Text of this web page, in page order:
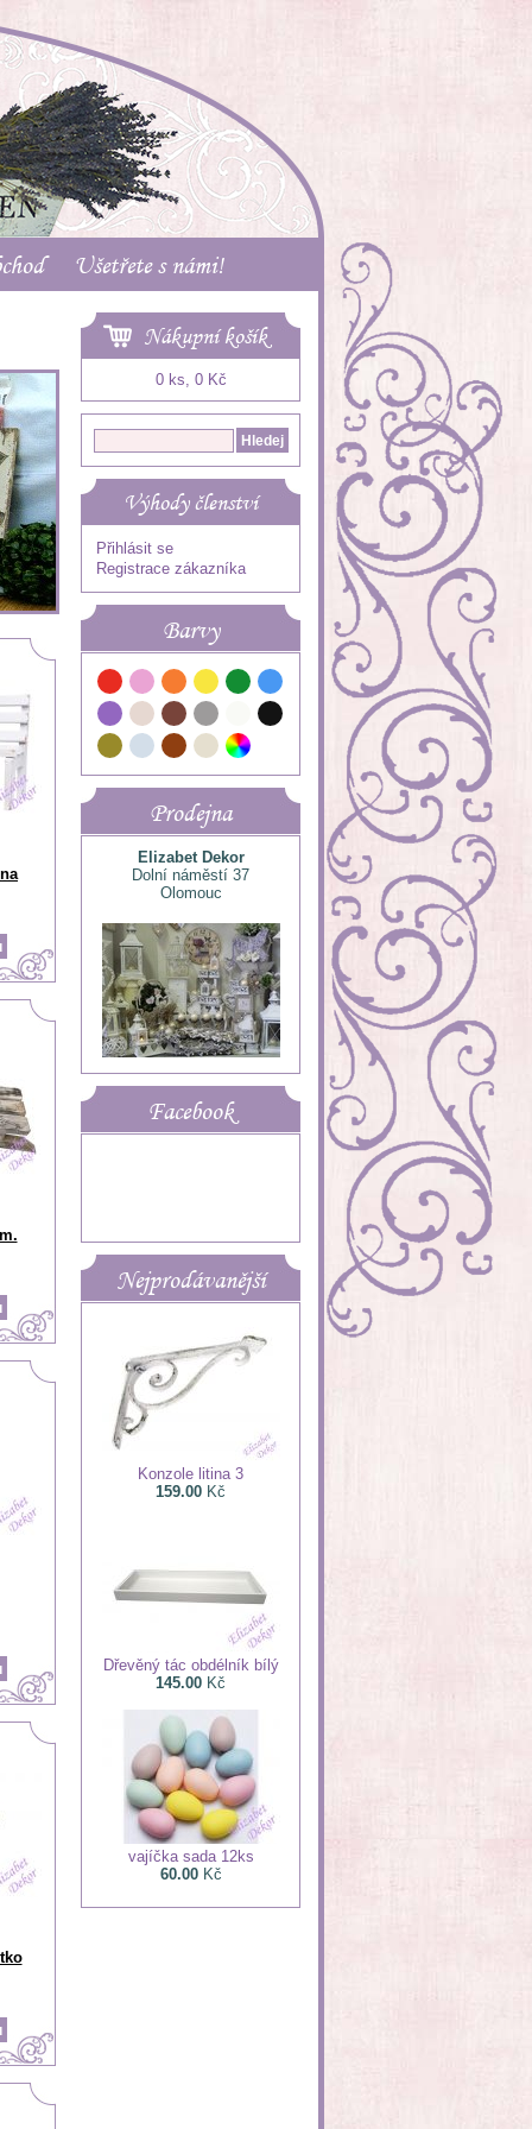
Ušetřete s námi!
Nákupní košík
0 ks, 0 Kč
Výhody členství
Přihlásit se
Registrace zákazníka
Barvy
Prodejna
Elizabet Dekor
Dolní náměstí 37
Olomouc
Facebook
Nejprodávanější
Konzole litina 3
159.00 Kč
Dřevěný tác obdélník bílý
145.00 Kč
vajíčka sada 12ks
60.00Kč